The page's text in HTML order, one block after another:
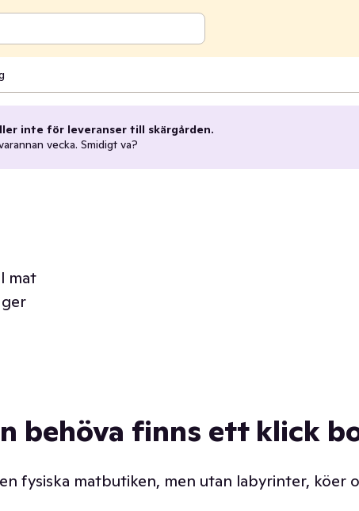
inte för leveranser till skärgården.
vecka. Smidigt va?
mat
behöva finns ett klick
fysiska matbutiken, men utan labyrinter, köer